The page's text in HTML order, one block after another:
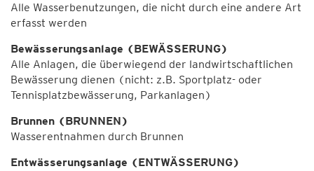
Alle Wasserbenutzungen, die nicht durch eine andere Art
erfasst werden
Bewässerungsanlage (BEWÄSSERUNG)
Alle Anlagen, die überwiegend der landwirtschaftlichen
Bewässerung dienen (nicht: z.B. Sportplatz- oder
Tennisplatzbewässerung, Parkanlagen)
Brunnen (BRUNNEN)
Wasserentnahmen durch Brunnen
Entwässerungsanlage (ENTWÄSSERUNG)